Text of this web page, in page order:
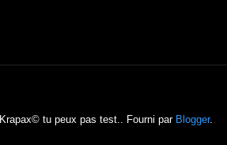
Krapax© tu peux pas test.. Fourni par Blogger.